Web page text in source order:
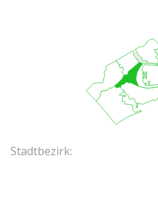
Stadtbezirk: